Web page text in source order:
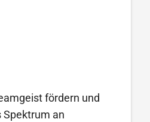
fördern und
an